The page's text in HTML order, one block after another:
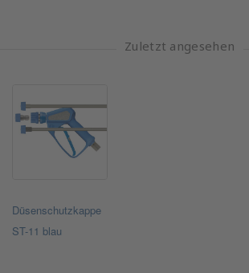
Zuletzt angesehen
Düsenschutzkappe
ST-11 blau